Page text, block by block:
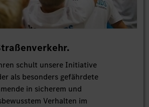
schult unsere Initiative
als besonders gefährdete
in sicherem und
Verhalten im